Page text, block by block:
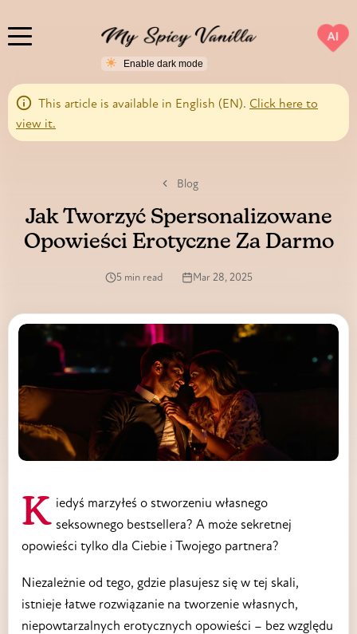
AI
This article is available in English (EN). Click here to
view it.
Blog
Jak Tworzyć Spersonalizowane
Opowieści Erotyczne Za Darmo
5 min read Mar 28, 2025
Kiedyś marzyłeś o stworzeniu własnego seksownego bestsellera? A może sekretnej
opowieści tylko dla Ciebie i Twojego partnera?
Niezależnie od tego, gdzie plasujesz się w tej skali,
istnieje łatwe rozwiązanie na tworzenie własnych,
niepowtarzalnych erotycznych opowieści – bez względu